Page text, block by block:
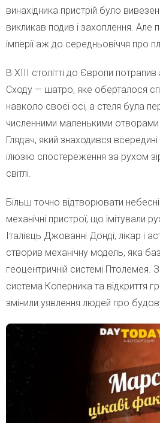
винахідника пристрій було
викликав подив і захоплення. Але
імперії аж до середньовіччя про
В XIII столітті до Європи
Сходу — шатро, яке оберталося
навколо своєї осі, а стеля була
численними маленькими отворами
Глядач, який знаходився
ілюзію спостереження за рухом
світлі.
Більш точно відтворювати
механічні пристрої, що імітували
Італієць Джованні Донді, лікар і
створив механічну модель, яка
геоцентричній системі Птолемея.
система Коперника та відкриття
змінили уявлення людей про